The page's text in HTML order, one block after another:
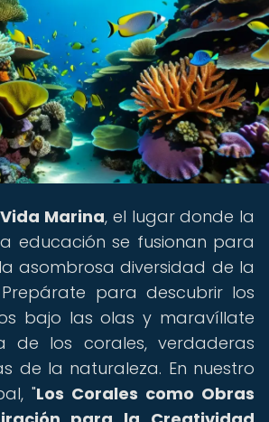
Vida Marina, el lugar donde la
educación se fusionan para
asombrosa diversidad de la
para descubrir los
bajo las olas y maravíllate
de los corales, verdaderas
de la naturaleza. En nuestro
"Los Corales como Obras